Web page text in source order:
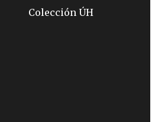
Colección ÚH